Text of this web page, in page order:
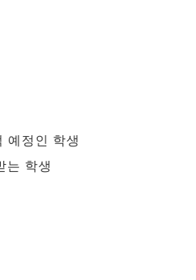
예정인 학생
는 학생